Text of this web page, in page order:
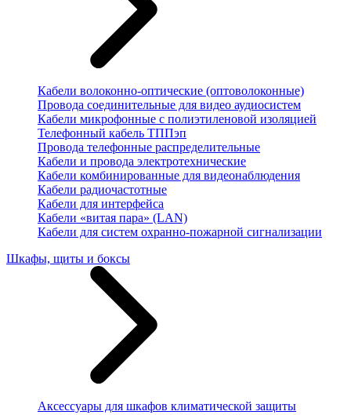
Кабели волоконно-оптические (оптоволоконные)
Провода соединительные для видео аудиосистем
Кабели микрофонные с полиэтиленовой изоляцией
Телефонный кабель ТППэп
Провода телефонные распределительные
Кабели и провода электротехнические
Кабели комбинированные для видеонаблюдения
Кабели радиочастотные
Кабели для интерфейса
Кабели «витая пара» (LAN)
Кабели для систем охранно-пожарной сигнализации
Шкафы, щиты и боксы
Аксессуары для шкафов климатической защиты